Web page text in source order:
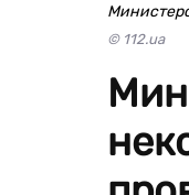
© 112.ua